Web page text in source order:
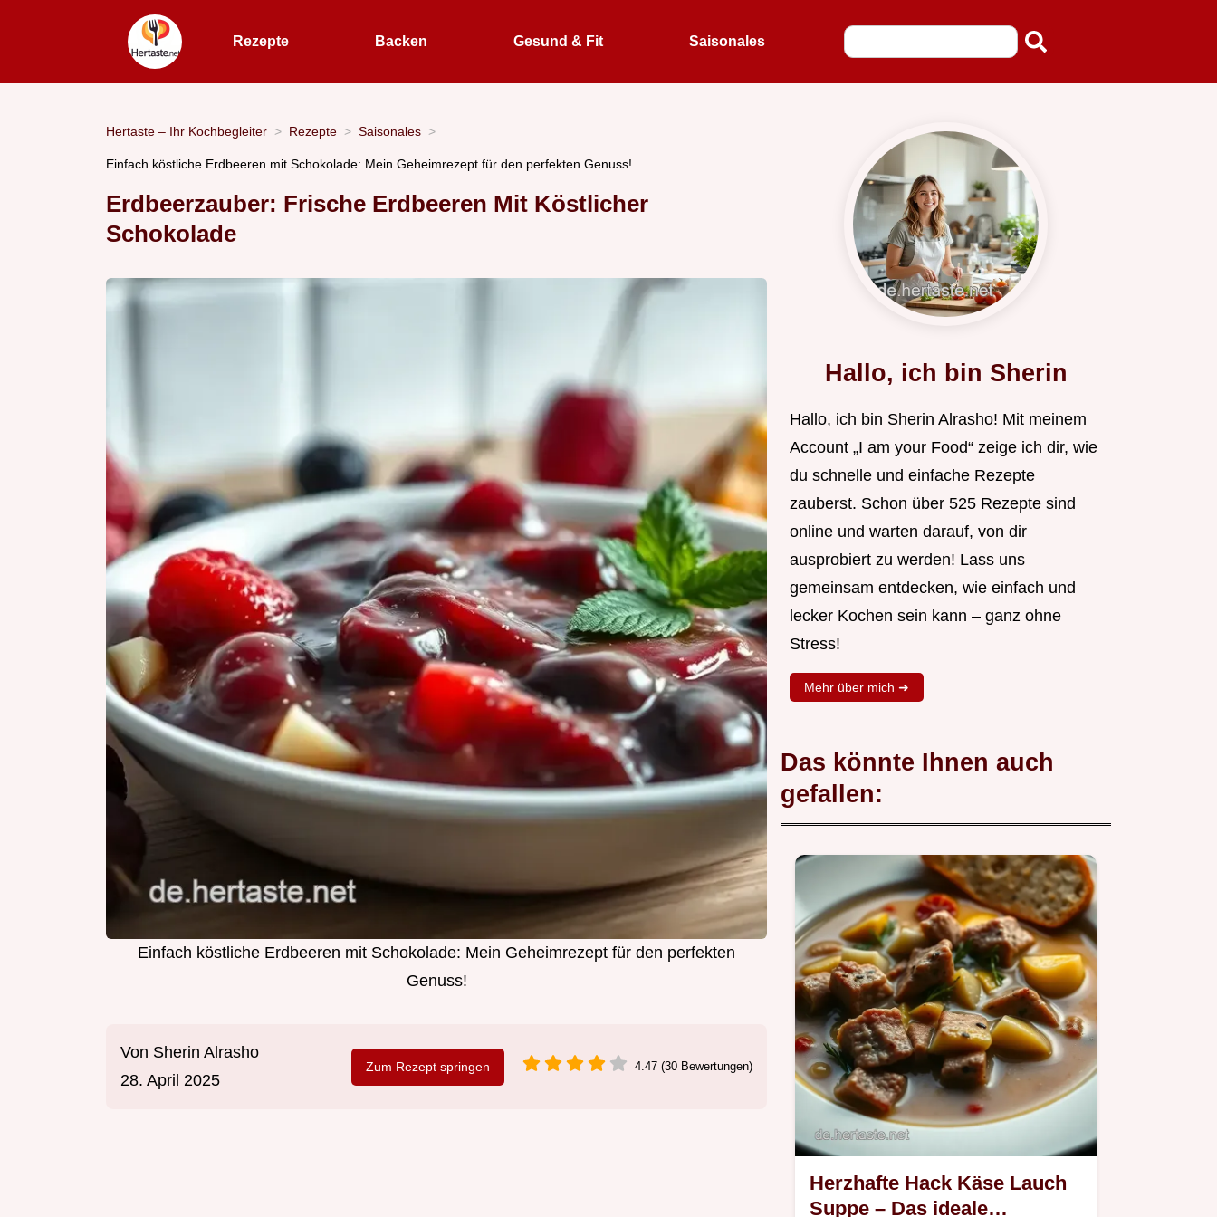
Rezepte Backen Gesund & Fit Saisonales
Hertaste – Ihr Kochbegleiter Rezepte Saisonales
Einfach köstliche Erdbeeren mit Schokolade: Mein Geheimrezept für den perfekten Genuss!
Erdbeerzauber: Frische Erdbeeren Mit Köstlicher
Schokolade
Einfach köstliche Erdbeeren mit Schokolade: Mein Geheimrezept für den perfekten
Genuss!
Von Sherin Alrasho
28. April 2025
Zum Rezept springen 4.47 (30 Bewertungen)
Hallo, ich bin Sherin
Hallo, ich bin Sherin Alrasho! Mit meinem
Account „I am your Food“ zeige ich dir, wie
du schnelle und einfache Rezepte
zauberst. Schon über 525 Rezepte sind
online und warten darauf, von dir
ausprobiert zu werden! Lass uns
gemeinsam entdecken, wie einfach und
lecker Kochen sein kann – ganz ohne
Stress!
Mehr über mich ➜
Das könnte Ihnen auch
gefallen:
Herzhafte Hack Käse Lauch
Suppe – Das ideale